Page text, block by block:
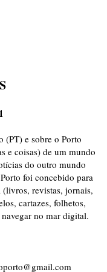
(PT) e sobre o Porto
e coisas) de um mundo
do outro mundo
foi concebido para
revistas, jornais,
cartazes, folhetos,
no mar digital.